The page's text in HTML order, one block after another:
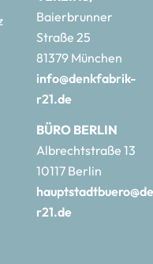
Baierbrunner
Straße 25
81379 München
info@denkfabrik-
r21.de
BÜRO BERLIN
Albrechtstraße 13
10117 Berlin
r21.de